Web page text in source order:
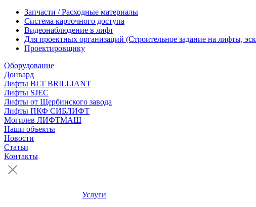
Запчасти / Расходные материалы
Система карточного доступа
Видеонаблюдение в лифт
Для проектных организаций (Строительное задание на лифты,
Проектировщику
Оборудование
Донвард
Лифты BLT BRILLIANT
Лифты SJEC
Лифты от Щербинского завода
Лифты ПКФ СИБЛИФТ
Могилев ЛИФТМАШ
Наши объекты
Новости
Статьи
Контакты
Услуги